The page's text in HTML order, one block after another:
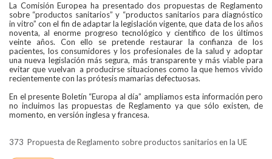
La Comisión Europea ha presentado dos propuestas de Reglamento
sobre “productos sanitarios” y “productos sanitarios para diagnóstico
in vitro” con el fin de adaptar la legislación vigente, que data de los años
noventa, al enorme progreso tecnológico y científico de los últimos
veinte años. Con ello se pretende restaurar la confianza de los
pacientes, los consumidores y los profesionales de la salud y adoptar
una nueva legislación más segura, más transparente y más viable para
evitar que vuelvan a producirse situaciones como la que hemos vivido
recientemente con las prótesis mamarias defectuosas.
En el presente Boletín “Europa al día” ampliamos esta información pero
no incluimos las propuestas de Reglamento ya que sólo existen, de
momento, en versión inglesa y francesa.
373 Propuesta de Reglamento sobre productos sanitarios en la UE